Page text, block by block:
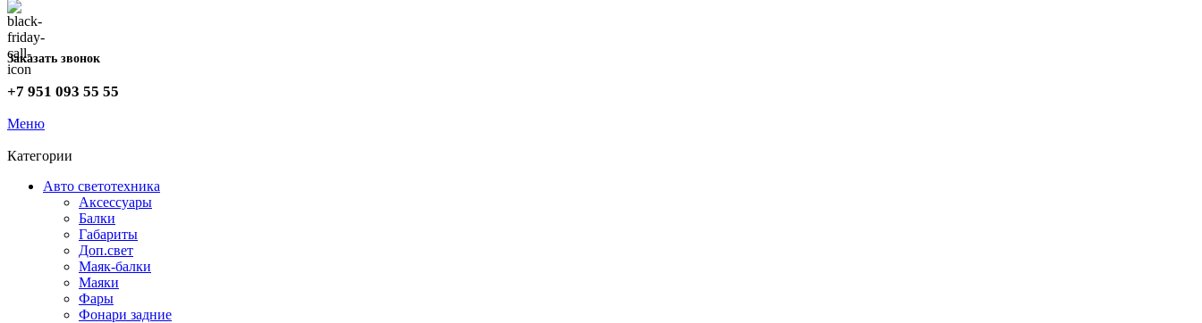
Заказать звонок
+7 951 093 55 55
Меню
Категории
Авто светотехника
Аксессуары
Балки
Габариты
Доп.свет
Маяк-балки
Маяки
Фары
Фонари задние